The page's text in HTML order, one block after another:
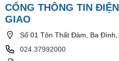
CỔNG THÔNG TIN
GIAO
Số 01 Tôn Thất Đàm, Ba Đình,
024.37992000